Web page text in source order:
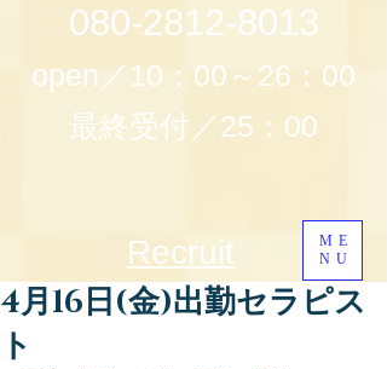
080-2812-8013
open／10：00～26：00
最終受付／25：00
ME
NU
Recruit
4月16日(金)出勤セラピス
ト